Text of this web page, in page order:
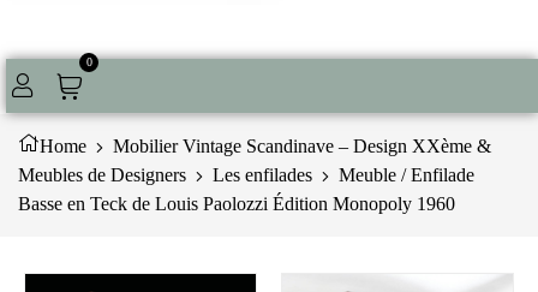
0
Home
Mobilier Vintage Scandinave – Design XXème &
Meubles de Designers
Les enfilades
Meuble / Enfilade
Basse en Teck de Louis Paolozzi Édition Monopoly 1960